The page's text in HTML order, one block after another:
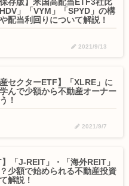
」「VYM」「SPYD」の構
配当利回りについて解説！
2021/9/13
産セクターETF】「XLRE」に
んで少額から不動産オーナー
！
2021/9/7
】「J-REIT」・「海外REIT」
少額で始められる不動産投資
解説！